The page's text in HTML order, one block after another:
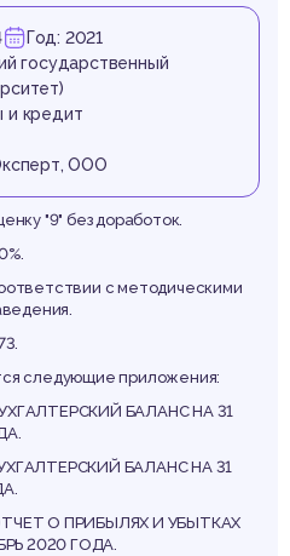
Год: 2021
государственный
и кредит
ООО
"9" без доработок.
с методическими
следующие приложения:
БАЛАНС НА 31
БАЛАНС НА 31
О ПРИБЫЛЯХ И УБЫТКАХ
2020 ГОДА.